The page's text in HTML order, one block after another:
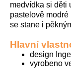
medvídka si děti
pastelově
se stane i
Hlavní
design
vyrobeno